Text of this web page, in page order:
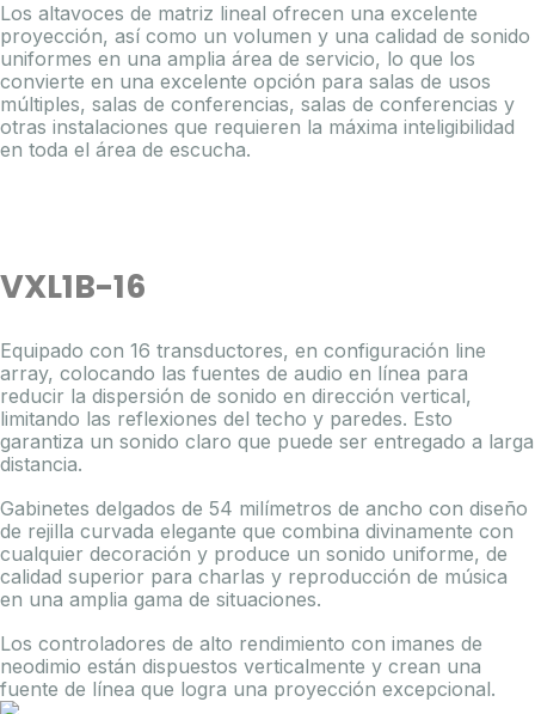
Los altavoces de matriz lineal ofrecen una excelente
proyección, así como un volumen y una calidad de sonido
uniformes en una amplia área de servicio, lo que los
convierte en una excelente opción para salas de usos
múltiples, salas de conferencias, salas de conferencias y
otras instalaciones que requieren la máxima inteligibilidad
en toda el área de escucha.
VXL1B-16
Equipado con 16 transductores, en configuración line
array, colocando las fuentes de audio en línea para
reducir la dispersión de sonido en dirección vertical,
limitando las reflexiones del techo y paredes. Esto
garantiza un sonido claro que puede ser entregado a larga
distancia.
Gabinetes delgados de 54 milímetros de ancho con diseño
de rejilla curvada elegante que combina divinamente con
cualquier decoración y produce un sonido uniforme, de
calidad superior para charlas y reproducción de música
en una amplia gama de situaciones.
Los controladores de alto rendimiento con imanes de
neodimio están dispuestos verticalmente y crean una
fuente de línea que logra una proyección excepcional.